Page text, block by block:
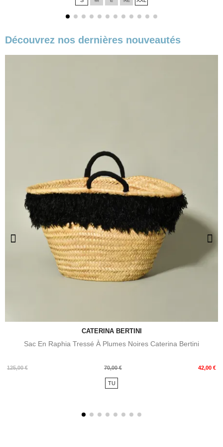
Découvrez nos dernières nouveautés
CATERINA BERTINI
Sac En Raphia Tressé À Plumes Noires Caterina Bertini
125,00 €
Prix
70,00 € 42,00 €
Prix
TU